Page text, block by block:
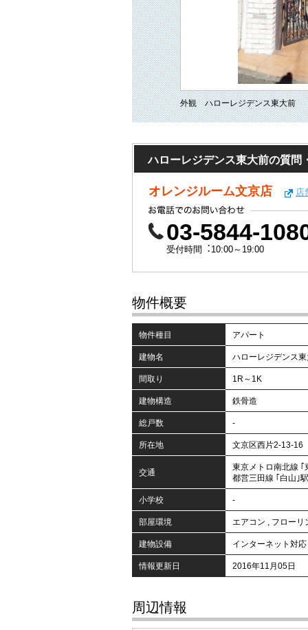
外観 ハローレジデンス東大前
ハローレジデンス東大前の質問
オレンジルーム文京店 店
03-5844-
受付時間︓10:00～19:00
物件概要
物件種目 アパート
建物名 ハローレジデンス
間取り 1R～1K
建物構造 鉄骨造
総戸数 -
所在地 文京区西片2-13-16
交通
東京メトロ南北線 ｢
都営三田線 ｢白山｣
小学校 -
部屋環境 エアコン , フローリ
建物設備 インターネット対応
情報更新日 2016年11月05日
周辺情報